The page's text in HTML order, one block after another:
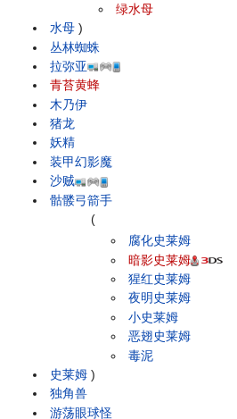
水母
绿水母
)
丛林蜘蛛
拉弥亚
青苔黄蜂
木乃伊
猪龙
妖精
装甲幻影魔
沙贼
骷髅弓箭手
史莱姆
(
腐化史莱姆
暗影史莱姆
猩红史莱姆
夜明史莱姆
小史莱姆
恶翅史莱姆
毒泥
)
独角兽
游荡眼球怪